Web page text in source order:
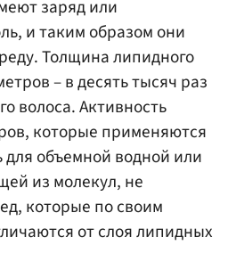
заряд или
и таким образом они
Толщина липидного
– в десять тысяч раз
волоса. Активность
которые применяются
для объемной водной или
из молекул, не
которые по своим
от слоя липидных